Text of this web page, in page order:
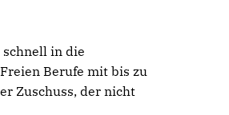
in die
Berufe mit bis zu
Zuschuss, der nicht